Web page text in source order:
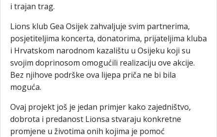
i trajan trag.
Lions klub Gea Osijek zahvaljuje svim partnerima,
posjetiteljima koncerta, donatorima, prijateljima kluba
i Hrvatskom narodnom kazalištu u Osijeku koji su
svojim doprinosom omogućili realizaciju ove akcije.
Bez njihove podrške ova lijepa priča ne bi bila
moguća.
Ovaj projekt još je jedan primjer kako zajedništvo,
dobrota i predanost Lionsa stvaraju konkretne
promjene u životima onih kojima je pomoć